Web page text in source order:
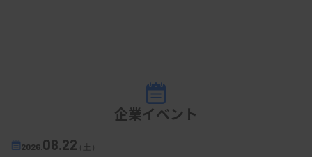
企業イベント
2026. 08.22（土）